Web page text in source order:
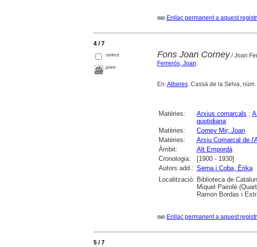
Enllaç permanent a aquest
4 / 7
select
print
Fons Joan Corney/ Joan
Ferrerós, Joan
En:Alberes. Cassà de la Selva,
Matèries: Arxius comarcals ;
quotidiana
Matèries:
Corney Mir, Joan
Matèries:
Arxiu Comarcal de
Àmbit:
Alt Empordà
Cronologia:
[1900 - 1930]
Autors add.: Serna i Coba, Èrika
Localització: Biblioteca de
Miquel Pairolé
Ramon Bordas i
Enllaç permanent a aquest
5 / 7